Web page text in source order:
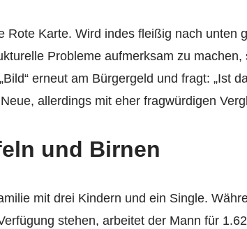
Rote Karte. Wird indes fleißig nach unten
Probleme aufmerksam zu machen,
erneut am Bürgergeld und fragt: „Ist
allerdings mit eher fragwürdigen
und Birnen
mit drei Kindern und ein Single.
stehen, arbeitet der Mann für